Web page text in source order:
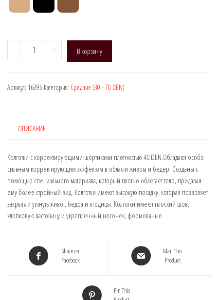
-
Количество
товара
DEN:
утяжки)
+ В корзину
Артикул: 16395 Категория: Средние (30 - 70 DEN)
ОПИСАНИЕ
Колготки с корректирующими шортиками плотностью 40 DEN.Обладают особо
сильным корректирующим эффектом в области живота и бедер. Созданы с
помощью специального материала, который плотно облегает тело, придавая
ему более стройный вид. Колготки имеют высокую посадку, которая позволяет
закрыть и утянуть живот, бедра и ягодицы. Колготки имеют плоский шов,
хлопковую ластовицу и укрепленный носочек, формованые.
Share on
Facebook
Mail This
Product
Pin This